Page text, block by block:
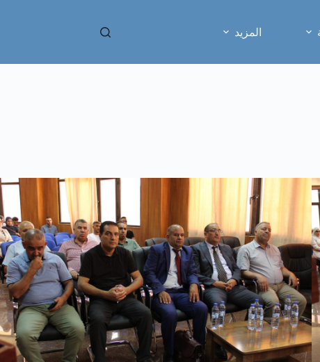
المزيد